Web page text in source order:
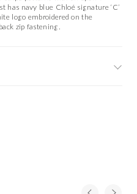
has navy blue Chloé signature ‘C’
logo embroidered on the
zip fastening.